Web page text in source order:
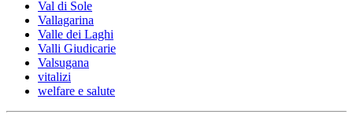
Val di Sole
Vallagarina
Valle dei Laghi
Valli Giudicarie
Valsugana
vitalizi
welfare e salute